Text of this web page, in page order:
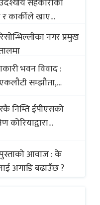
कार्कीले खाए
बचत
नगर प्रमुख
भवन विवाद :
सम्झौता,
निम्ति ईपीएसको
कोरियाद्वारा
आवाज : के
अगाडि बढाउँछ ?